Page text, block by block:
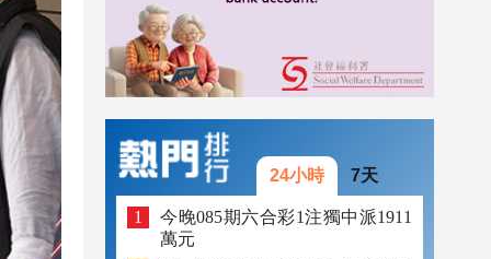
10:50
24小時 7天
今晚085期六合彩1注獨中派1911
萬元